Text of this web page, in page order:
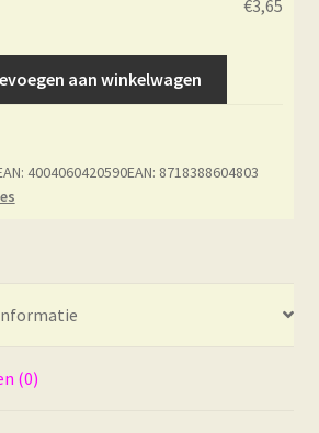
€3,65
aan winkelwagen
4004060420590EAN: 8718388604803
(0)